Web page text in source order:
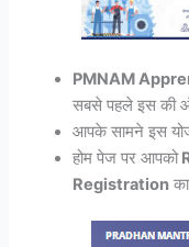
PMNAM
सबसे पहले इस की
आपके सामने इस
होम पेज पर आपको
Registration